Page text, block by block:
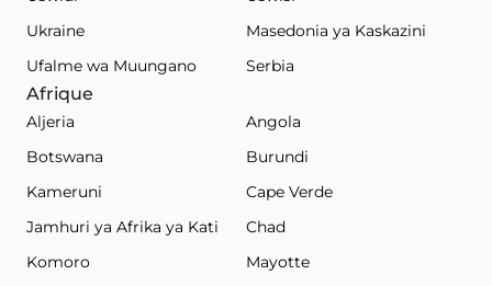
Ukraine
Masedonia ya Kaskazini
Ufalme wa Muungano
Serbia
Afrique
Aljeria
Angola
Botswana
Burundi
Kameruni
Cape Verde
Jamhuri ya Afrika ya Kati
Chad
Komoro
Mayotte